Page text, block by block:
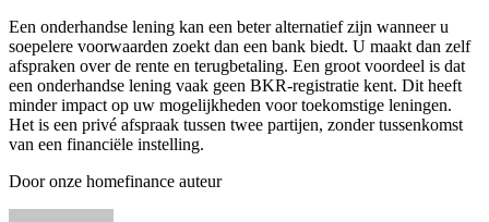
Een onderhandse lening kan een beter alternatief zijn wanneer u
soepelere voorwaarden zoekt dan een bank biedt. U maakt dan zelf
afspraken over de rente en terugbetaling. Een groot voordeel is dat
een onderhandse lening vaak geen BKR-registratie kent. Dit heeft
minder impact op uw mogelijkheden voor toekomstige leningen.
Het is een privé afspraak tussen twee partijen, zonder tussenkomst
van een financiële instelling.
Door onze homefinance auteur